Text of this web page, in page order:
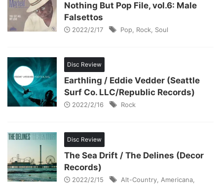
Nothing But Pop File, vol.6: Male
Falsettos
2022/2/17 Pop Rock Soul
Disc Review
Earthling / Eddie Vedder (Seattle
Surf Co. LLC/Republic Records)
2022/2/16 Rock
Disc Review
The Sea Drift / The Delines (Decor
Records)
2022/2/15 Alt-Country Americana